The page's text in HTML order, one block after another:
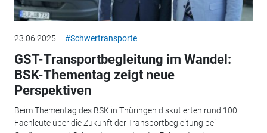
23.06.2025 #Schwertransporte
GST-Transportbegleitung im Wandel:
BSK-Thementag zeigt neue
Perspektiven
Beim Thementag des BSK in Thüringen diskutierten rund 100
Fachleute über die Zukunft der Transportbegleitung bei